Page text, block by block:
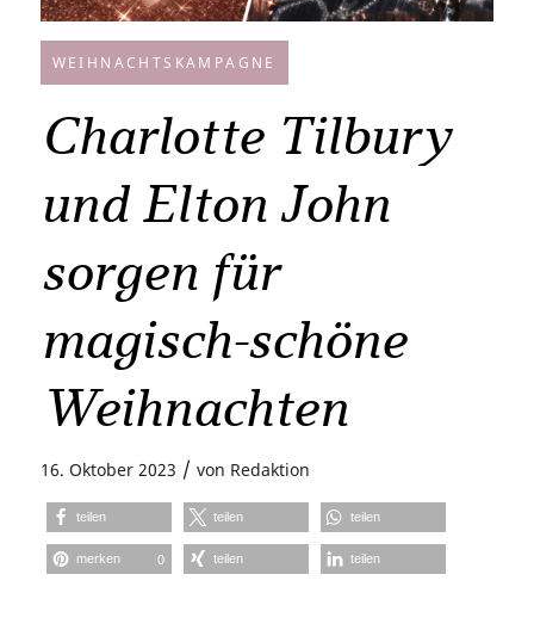
WEIHNACHTSKAMPAGNE
Charlotte Tilbury
und Elton John
sorgen für
magisch-schöne
Weihnachten
16. Oktober 2023 / von Redaktion
teilen teilen teilen
merken 0 teilen teilen